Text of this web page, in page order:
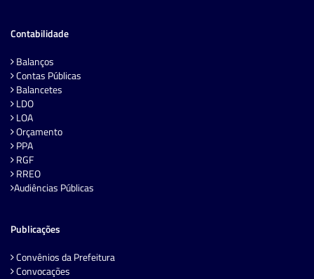
Contabilidade
Balanços
Contas Públicas
Balancetes
LDO
LOA
Orçamento
PPA
RGF
RREO
Audiências Públicas
Publicações
Convênios da Prefeitura
Convocações